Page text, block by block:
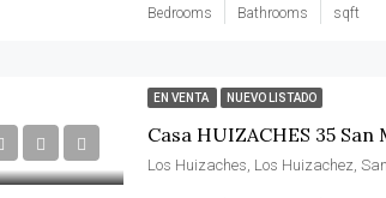
Bedrooms Bathrooms sqft
EN VENTA NUEVO LISTADO
Casa HUIZACHES 35